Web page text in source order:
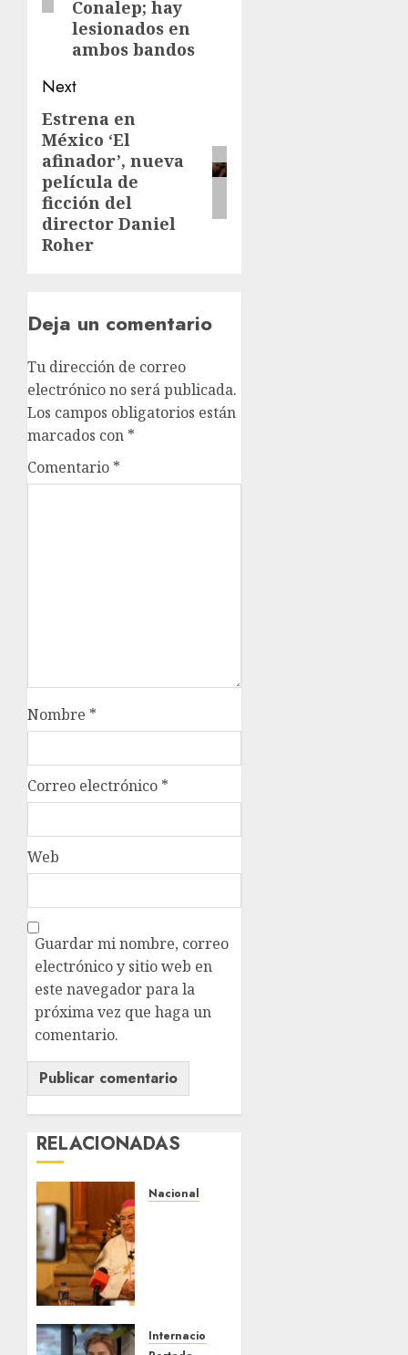
Conalep; hay
lesionados en
ambos bandos
Next
Estrena en
México ‘El
afinador’, nueva
película de
ficción del
director Daniel
Roher
Deja un comentario
Tu dirección de correo
electrónico no será publicada.
Los campos obligatorios están
marcados con *
Comentario *
Nombre *
Correo electrónico *
Web
Guardar mi nombre, correo
electrónico y sitio web en
este navegador para la
próxima vez que haga un
comentario.
RELACIONADAS
Nacional
de
Internacional